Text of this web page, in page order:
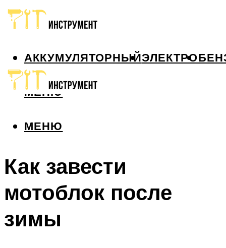
АККУМУЛЯТОРНЫЙЭЛЕКТРО
МЕНЮ
МЕНЮ
Как завести
мотоблок после
зимы